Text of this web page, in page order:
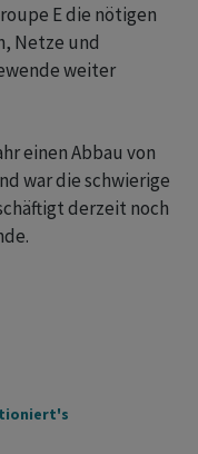
E die nötigen
Netze und
weiter
einen Abbau von
war die schwierige
derzeit noch